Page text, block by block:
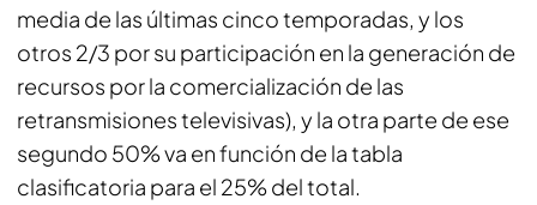
media de las últimas cinco temporadas, y los
otros 2/3 por su participación en la generación de
recursos por la comercialización de las
retransmisiones televisivas), y la otra parte de ese
segundo 50% va en función de la tabla
clasificatoria para el 25% del total.